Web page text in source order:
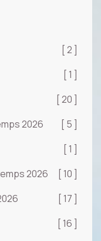
[ 2 ]
[ 1 ]
[ 20 ]
2026
[ 5 ]
[ 1 ]
2026
[ 10 ]
[ 17 ]
[ 16 ]